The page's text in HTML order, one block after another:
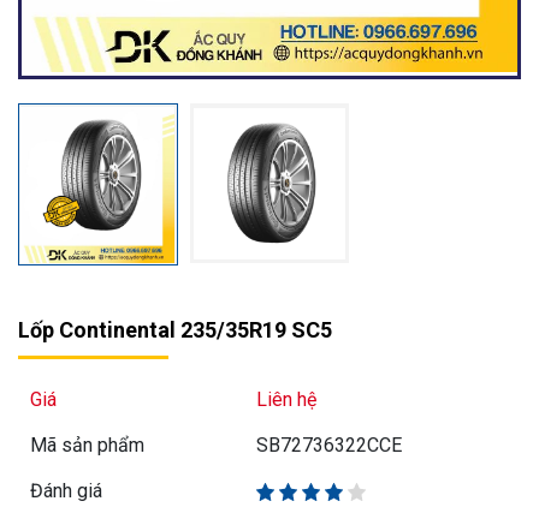
Lốp Continental 235/35R19 SC5
Giá
Liên hệ
Mã sản phẩm
SB72736322CCE
Đánh giá